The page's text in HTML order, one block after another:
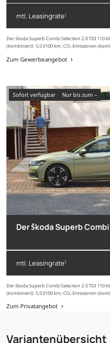
mtl. Leasingrate1
Der Škoda Superb Combi Selection 2.0 TDI 110
(kombiniert): 5,0 l/100 km; CO₂-Emissionen
Zum Gewerbeangebot
sofort verfügbar nur bis zum --
Der Škoda Superb Combi
mtl. Leasingrate1
Der Škoda Superb Combi Selection 2.0 TDI 110
(kombiniert): 5,0 l/100 km; CO₂-Emissionen
Zum Privatangebot
Variantenübersicht